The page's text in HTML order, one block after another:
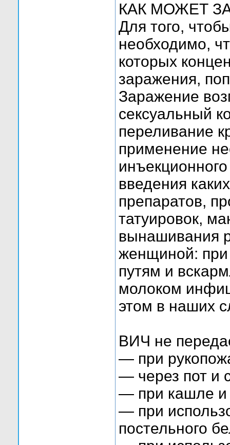
КАК МОЖЕТ
Для того,
необходимо,
которых
заражения,
Заражение
сексуальный
переливание
применение
введения
препаратов,
татуировок,
вынашивания
женщиной:
путям и
молоком
этом в наших
ВИЧ не
— при
— через пот и
— при кашле и
— при
постельного